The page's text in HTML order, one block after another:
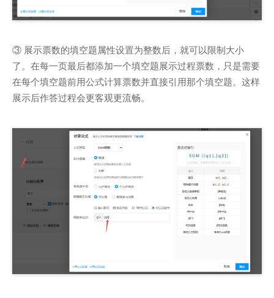
③ 展示票数的填空题属性设置为整数后，就可以限制大小
了。在每一页最后都添加一个填空题展示过程票数，只是需要
在每个填空题前用公式计算票数并直接引用那个填空题。这样
展示后作答过程会更客观更流畅。